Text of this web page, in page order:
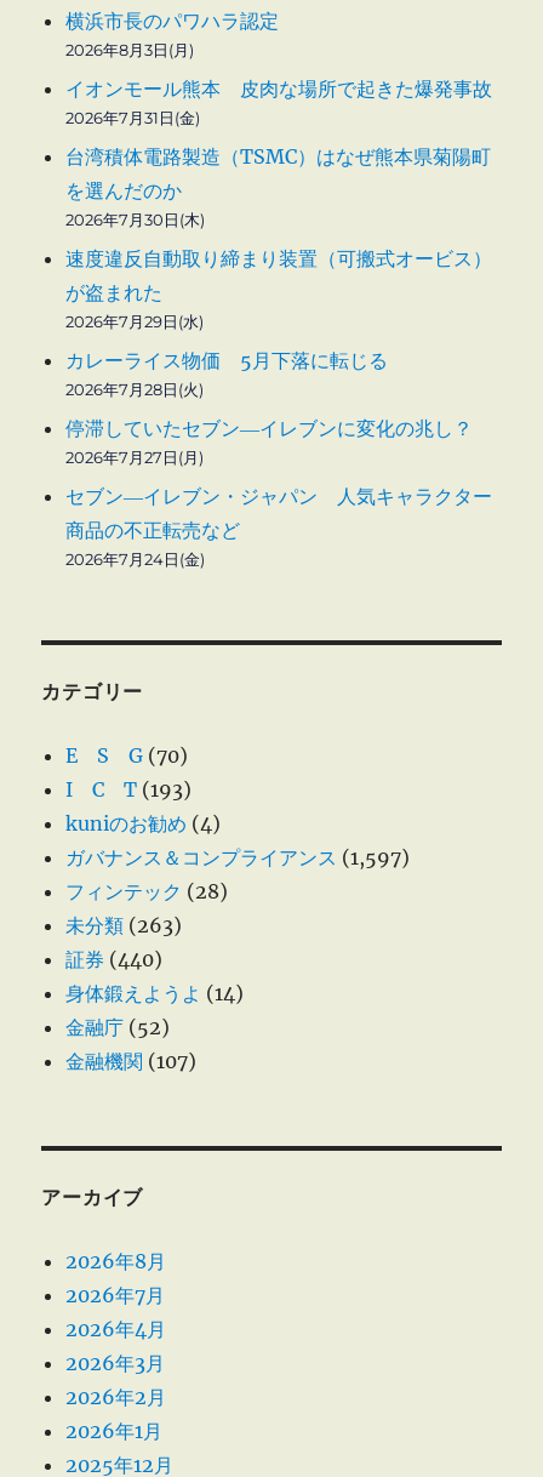
横浜市長のパワハラ認定
2026年8月3日(月)
イオンモール熊本 皮肉な場所で起きた爆発事故
2026年7月31日(金)
台湾積体電路製造（TSMC）はなぜ熊本県菊陽町
を選んだのか
2026年7月30日(木)
速度違反自動取り締まり装置（可搬式オービス）
が盗まれた
2026年7月29日(水)
カレーライス物価 5月下落に転じる
2026年7月28日(火)
停滞していたセブン―イレブンに変化の兆し？
2026年7月27日(月)
セブン―イレブン・ジャパン 人気キャラクター
商品の不正転売など
2026年7月24日(金)
カテゴリー
E S G (70)
I C T (193)
kuniのお勧め (4)
ガバナンス＆コンプライアンス (1,597)
フィンテック (28)
未分類 (263)
証券 (440)
身体鍛えようよ (14)
金融庁 (52)
金融機関 (107)
アーカイブ
2026年8月
2026年7月
2026年4月
2026年3月
2026年2月
2026年1月
2025年12月